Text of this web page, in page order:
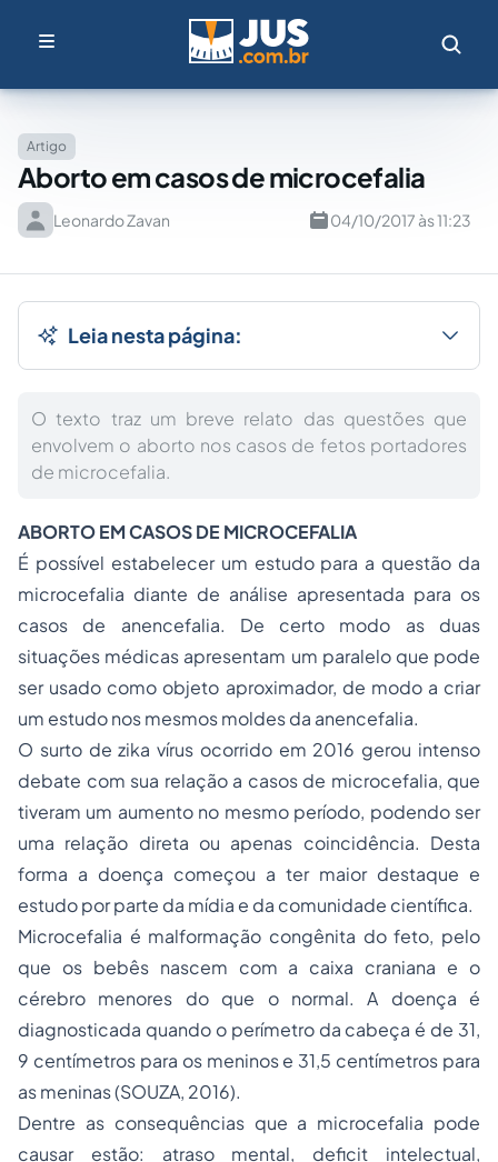
Artigo
Aborto em casos de microcefalia
Leonardo Zavan 04/10/2017 às 11:23
Leia nesta página:
O texto traz um breve relato das questões que
envolvem o aborto nos casos de fetos portadores
de microcefalia.
ABORTO EM CASOS DE MICROCEFALIA
É possível estabelecer um estudo para a questão da
microcefalia diante de análise apresentada para os
casos de anencefalia. De certo modo as duas
situações médicas apresentam um paralelo que pode
ser usado como objeto aproximador, de modo a criar
um estudo nos mesmos moldes da anencefalia.
O surto de zika vírus ocorrido em 2016 gerou intenso
debate com sua relação a casos de microcefalia, que
tiveram um aumento no mesmo período, podendo ser
uma relação direta ou apenas coincidência. Desta
forma a doença começou a ter maior destaque e
estudo por parte da mídia e da comunidade científica.
Microcefalia é malformação congênita do feto, pelo
que os bebês nascem com a caixa craniana e o
cérebro menores do que o normal. A doença é
diagnosticada quando o perímetro da cabeça é de 31,
9 centímetros para os meninos e 31,5 centímetros para
as meninas (SOUZA, 2016).
Dentre as consequências que a microcefalia pode
causar estão: atraso mental, deficit intelectual,